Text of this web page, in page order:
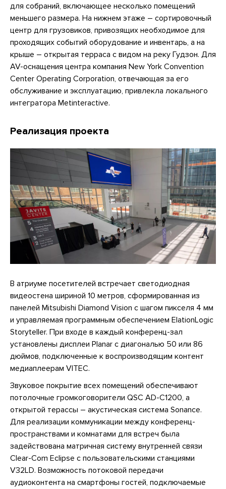
для собраний, включающее несколько помещений
меньшего размера. На нижнем этаже – сортировочный
центр для грузовиков, привозящих необходимое для
проходящих событий оборудование и инвентарь, а на
крыше – открытая терраса с видом на реку Гудзон. Для
AV-оснащения центра компания New York Convention
Center Operating Corporation, отвечающая за его
обслуживание и эксплуатацию, привлекла локального
интегратора Metinteractive.
Реализация проекта
В атриуме посетителей встречает светодиодная
видеостена шириной 10 метров, сформированная из
панелей Mitsubishi Diamond Vision с шагом пикселя 4 мм
и управляемая программным обеспечением ElationLogic
Storyteller. При входе в каждый конференц-зал
установлены дисплеи Planar с диагональю 50 или 86
дюймов, подключенные к воспроизводящим контент
медиаплеерам VITEC.
Звуковое покрытие всех помещений обеспечивают
потолочные громкоговорители QSC AD-C1200, а
открытой терассы – акустическая система Sonance.
Для реализации коммуникации между конференц-
пространствами и комнатами для встреч была
задействована матричная систему внутренней связи
Clear-Com Eclipse с пользовательскими станциями
V32LD. Возможность потоковой передачи
аудиоконтента на смартфоны гостей, подключаемые